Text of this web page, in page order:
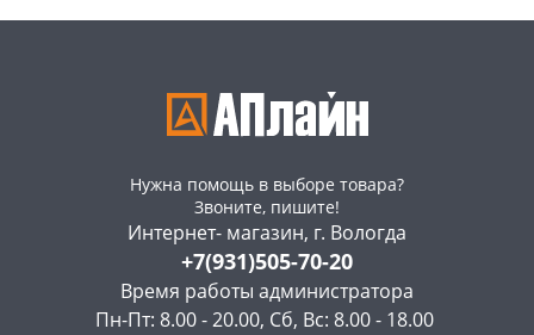
Нужна помощь в выборе товара?
Звоните, пишите!
Интернет- магазин, г. Вологда
+7(931)505-70-20
Время работы администратора
Пн-Пт: 8.00 - 20.00, Сб, Вс: 8.00 - 18.00